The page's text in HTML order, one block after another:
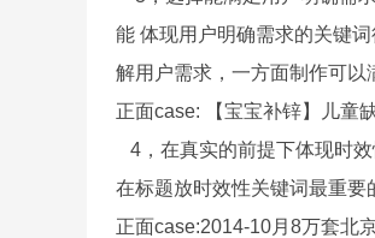
能 体现用户明确需求的关键
解用户需求，一方面制作可以
正面case: 【宝宝补锌】儿童
4，在真实的前提下体现时效
在标题放时效性关键词最重要
正面case:2014-10月8万套北